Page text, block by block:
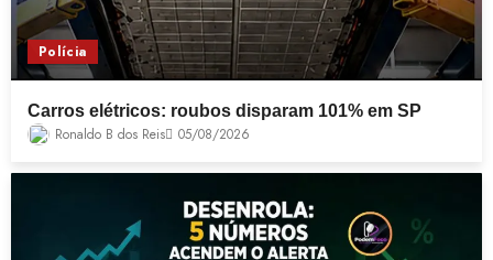
Polícia
Carros elétricos: roubos disparam 101% em SP
Ronaldo B dos Reis 05/08/2026